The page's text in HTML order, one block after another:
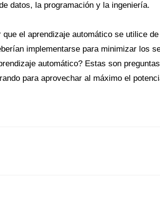
datos, la programación y la ingeniería.
el aprendizaje automático se utilice
implementarse para minimizar los
automático? Estas son preguntas
para aprovechar al máximo el